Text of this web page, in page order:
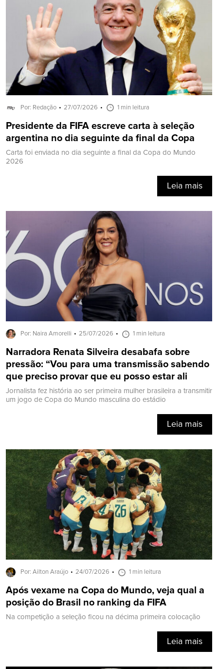
Por: Redação 27/07/2026 1 min leitura
Presidente da FIFA escreve carta à seleção
argentina no dia seguinte da final da Copa
Carta foi enviada no dia seguinte a final da Copa do Mundo
2026
Leia mais
Por: Naira Amorelli 25/07/2026 1 min leitura
Narradora Renata Silveira desabafa sobre
pressão: “Vou para uma transmissão sabendo
que preciso provar que eu posso estar ali
Jornalista fez história ao ser primeira mulher brasileira a transmitir
um jogo de Copa do Mundo masculina do estádio
Leia mais
Por: Ailton Araújo 24/07/2026 1 min leitura
Após vexame na Copa do Mundo, veja qual a
posição do Brasil no ranking da FIFA
Na competição a seleção ficou na décima primeira colocação
Leia mais